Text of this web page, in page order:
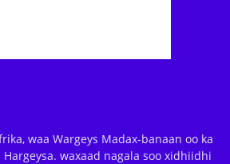
waa Wargeys Madax-banaan oo ka
waxaad nagala soo xidhiidhi